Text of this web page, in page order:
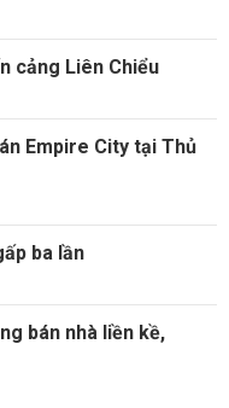
cảng Liên Chiểu
Empire City tại Thủ
ba lần
bán nhà liền kề,